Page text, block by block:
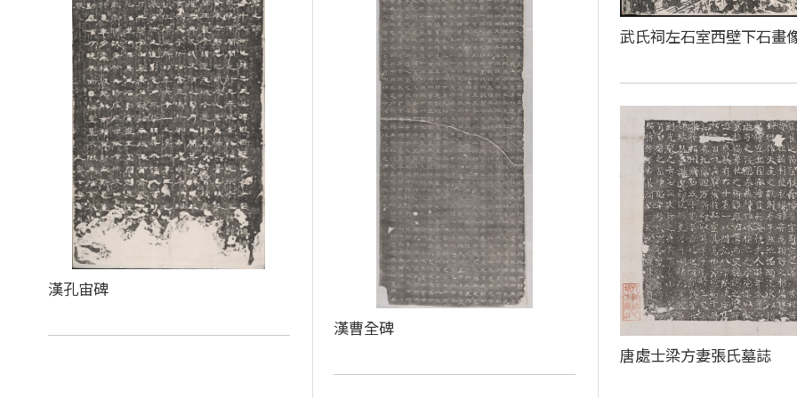
武氏祠左石室西壁下石畫
漢孔宙碑
漢曹全碑
唐處士梁方妻張氏墓誌